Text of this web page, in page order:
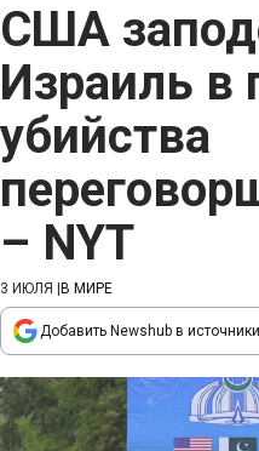
США
Израиль в
убийства
– NYT
3 ИЮЛЯ В МИРЕ
Добавить Newshub в